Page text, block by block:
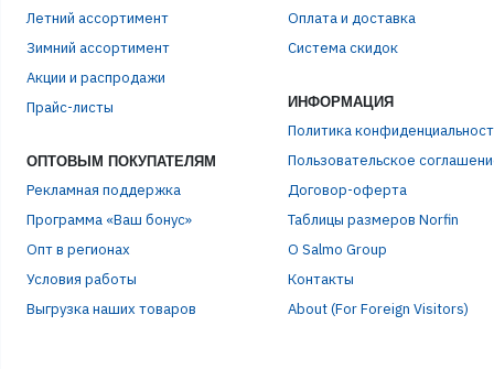
Летний ассортимент
Зимний ассортимент
Акции и распродажи
Прайс-листы
ОПТОВЫМ ПОКУПАТЕЛЯМ
Рекламная поддержка
Программа «Ваш бонус»
Опт в регионах
Условия работы
Выгрузка наших товаров
Оплата и доставка
Система скидок
ИНФОРМАЦИЯ
Политика
Пользовательское
Договор-оферта
Таблицы размеров Norfin
О Salmo Group
Контакты
About (For Foreign Visitors)